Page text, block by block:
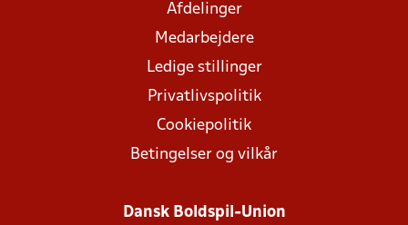
Afdelinger
Medarbejdere
Ledige stillinger
Privatlivspolitik
Cookiepolitik
Betingelser og vilkår
Dansk Boldspil-Union